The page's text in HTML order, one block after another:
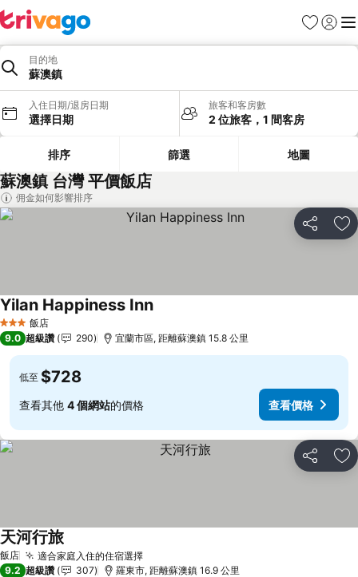
我的最愛
登入 選
目的地
蘇澳鎮
入住日期/退房日期
選擇日期
旅客和客房數
2 位旅客，1 間客房
排序 篩選 地圖
蘇澳鎮 台灣 平價飯店
佣金如何影響排序
分享 加
3 星級 飯店
Yilan Happiness Inn查看價格
9.0 超級讚 290 宜蘭市區, 距離蘇澳鎮 15.8 公里
低至 $728
查看其他 4 個網站的價格 查看價格
分享 加
飯店 適合家庭入住的住宿選擇查看價格
天河行旅查看價格
9.2 超級讚 307 羅東市, 距離蘇澳鎮 16.9 公里